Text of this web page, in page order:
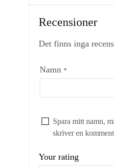
Recensioner
Det finns inga
Namn *
Spara mitt namn,
skriver en
Your rating